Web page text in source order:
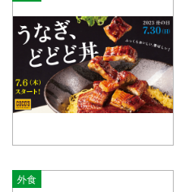
外食